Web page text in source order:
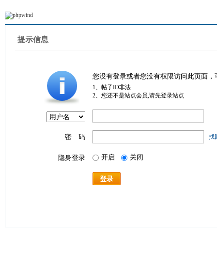
提示信息
您没有登录或者您没有权限访问此页面
1、帖子ID非法
2、您还不是站点会员,请先登录站点
密 码 找
隐身登录 开启 关闭
登录